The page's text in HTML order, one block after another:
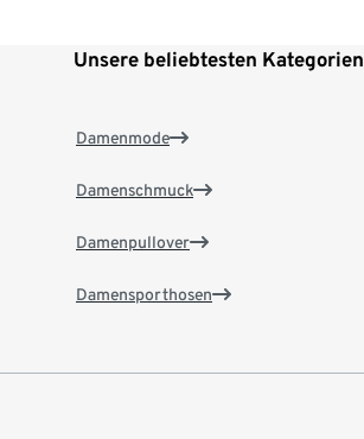
Unsere beliebtesten Kategorien
Damenmode
Damenschmuck
Damenpullover
Damensporthosen